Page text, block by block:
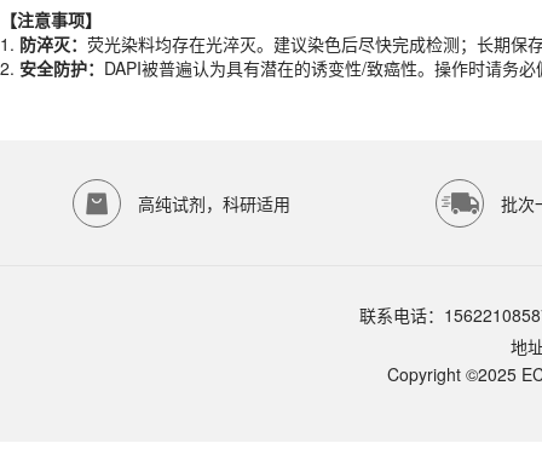
2.安全防护：
产品规格
货期
现货
-20℃避光保存
避光保存，有效期 12 个月。保存使用避光是关键 — 染料长期暴
【注意事项】
1. 防淬灭： 荧光染料均存在光淬灭。建议染色后尽快完成检测；长期保
2. 安全防护： DAPI被普遍认为具有潜在的诱变性/致癌性。操作时请务
高纯试剂，科研适用 批次
联系电话：
地
Copyright ©2025